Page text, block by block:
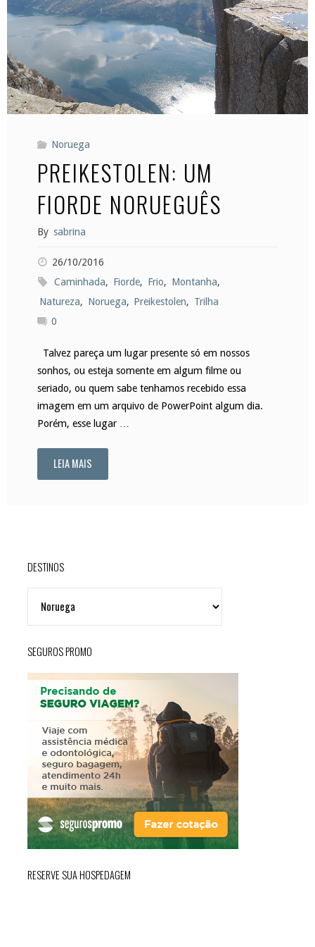
Noruega
PREIKESTOLEN: UM
FIORDE NORUEGUÊS
By sabrina
26/10/2016
Caminhada, Fiorde, Frio, Montanha,
Natureza, Noruega, Preikestolen, Trilha
0
Talvez pareça um lugar presente só em nossos
sonhos, ou esteja somente em algum filme ou
seriado, ou quem sabe tenhamos recebido essa
imagem em um arquivo de PowerPoint algum dia.
Porém, esse lugar …
LEIA MAIS"Preikestolen:
DESTINOS
SEGUROS PROMO
RESERVE SUA HOSPEDAGEM